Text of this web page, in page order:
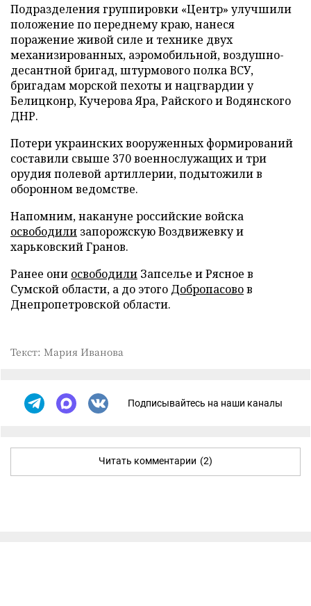
Подразделения группировки «Центр» улучшили
положение по переднему краю, нанеся
поражение живой силе и технике двух
механизированных, аэромобильной, воздушно-
десантной бригад, штурмового полка ВСУ,
бригадам морской пехоты и нацгвардии у
Белицконр, Кучерова Яра, Райского и Водянского
ДНР.
Потери украинских вооруженных формирований
составили свыше 370 военнослужащих и три
орудия полевой артиллерии, подытожили в
оборонном ведомстве.
Напомним, накануне российские войска
освободили запорожскую Воздвижевку и
харьковский Гранов.
Ранее они освободили Запселье и Рясное в
Сумской области, а до этого Добропасовов
Днепропетровской области.
Текст: Мария Иванова
Подписывайтесь на наши каналы
Читать комментарии (2)